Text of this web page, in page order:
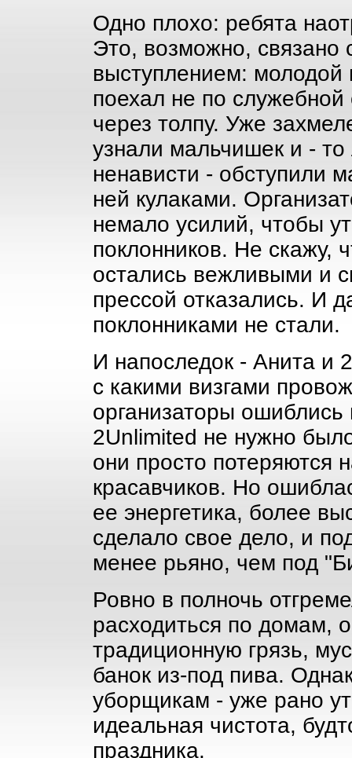
Одно плохо: ребята
Это, возможно, связано
выступлением: молодой
поехал не по
через толпу. Уже
узнали мальчишек и -
ненависти - обступили
ней кулаками.
немало усилий, чтобы
поклонников. Не скажу,
остались вежливыми и
прессой отказались. И
поклонниками не стали.
И напоследок - Анита и
с какими визгами
организаторы
2Unlimited не нужно
они просто потеряются
красавчиков. Но
ее энергетика, более
сделало свое дело, и
менее рьяно, чем под
Ровно в полночь
расходиться по домам,
традиционную грязь,
банок из-под пива.
уборщикам - уже рано
идеальная чистота,
праздника.